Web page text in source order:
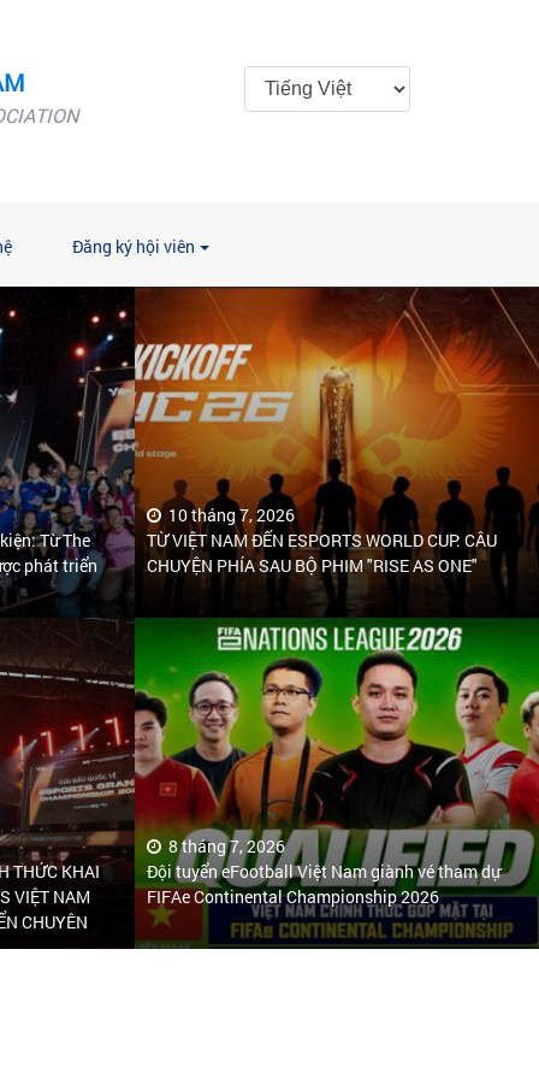
Đăng ký hội viên
Từ The
phát triển
10 tháng 7, 2026
TỪ VIỆT NAM ĐẾN ESPORTS WORLD CUP: CÂU
CHUYỆN PHÍA SAU BỘ PHIM "RISE AS ONE"
THỨC KHAI
VIỆT NAM
CHUYÊN
8 tháng 7, 2026
Đội tuyển eFootball Việt Nam giành vé tham dự
FIFAe Continental Championship 2026